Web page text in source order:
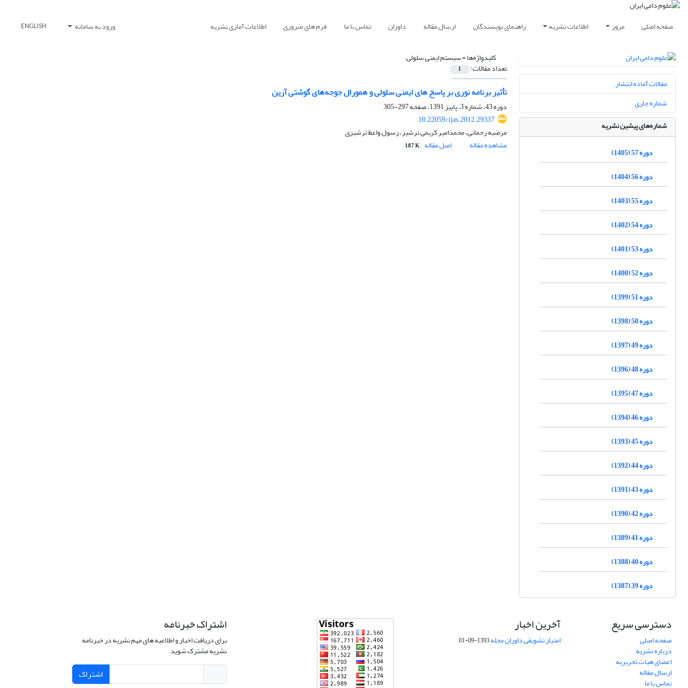
صفحه اصلی مرور اطلاعات نشریه راهنمای نویسندگان ارسال مقاله داوران تماس با ما فرم های ضروری اطلاعات آماری نشریه ورود به سامانه ENGLISH
کلیدواژه‌ها =سیستم ایمنی سلولی.
تعداد مقالات: 1
تأثیر برنامه نوری بر پاسخ های ایمنی سلولی و همورال جوجه‌های گوشتی آرین
دوره 43، شماره 3، پاییز 1391، صفحه
297-305
10.22059/ijas.2012.29337
مرضیه رحمانی، محمدامیر کریمی ترشیز، رسول واعظ ترشیزی
مشاهده مقاله
اصل مقاله 187 K
مقالات آماده انتشار
شماره جاری
شماره‌های پیشین نشریه
دوره 57 (1405)
دوره 56 (1404)
دوره 55 (1403)
دوره 54 (1402)
دوره 53 (1401)
دوره 52 (1400)
دوره 51 (1399)
دوره 50 (1398)
دوره 49 (1397)
دوره 48 (1396)
دوره 47 (1395)
دوره 46 (1394)
دوره 45 (1393)
دوره 44 (1392)
دوره 43 (1391)
دوره 42 (1390)
دوره 41 (1389)
دوره 40 (1388)
دوره 39 (1387)
دسترسی سریع
صفحه اصلی
درباره نشریه
اعضای هیات تحریریه
ارسال مقاله
تماس با ما
آخرین اخبار
امتیاز تشویقی داوران مجله1393-09-01
اشتراک خبرنامه
برای دریافت اخبار و اطلاعیه های مهم نشریه در خبرنامه
نشریه مشترک شوید.
اشتراک